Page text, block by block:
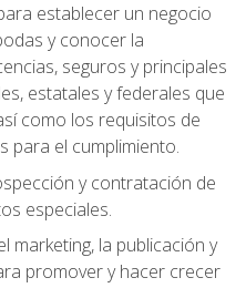
establecer un negocio
y conocer la
seguros y principales
estatales y federales que
como los requisitos de
para el cumplimiento.
y contratación de
especiales.
marketing, la publicación y
promover y hacer crecer